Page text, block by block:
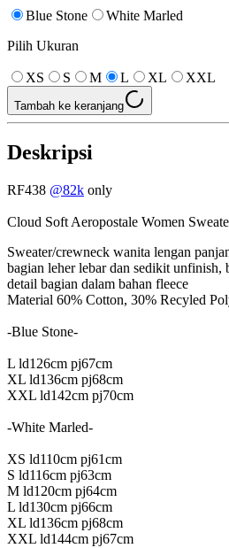
Blue Stone
White Marled
Pilih Ukuran
XS S M L XL XXL
Tambah ke keranjang
Deskripsi
RF438 @82k only
Cloud Soft Aeropostale Women
Sweater/crewneck wanita lengan
bagian leher lebar dan sedikit unfinish,
detail bagian dalam bahan fleece
Material 60% Cotton, 30% Recyled
-Blue Stone-
L ld126cm pj67cm
XL ld136cm pj68cm
XXL ld142cm pj70cm
-White Marled-
XS ld110cm pj61cm
S ld116cm pj63cm
M ld120cm pj64cm
L ld130cm pj66cm
XL ld136cm pj68cm
XXL ld144cm pj67cm